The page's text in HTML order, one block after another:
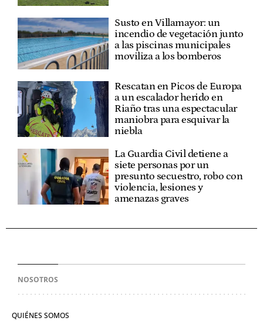
Susto en Villamayor: un
incendio de vegetación junto
a las piscinas municipales
moviliza a los bomberos
Rescatan en Picos de Europa
a un escalador herido en
Riaño tras una espectacular
maniobra para esquivar la
niebla
La Guardia Civil detiene a
siete personas por un
presunto secuestro, robo con
violencia, lesiones y
amenazas graves
NOSOTROS
QUIÉNES SOMOS